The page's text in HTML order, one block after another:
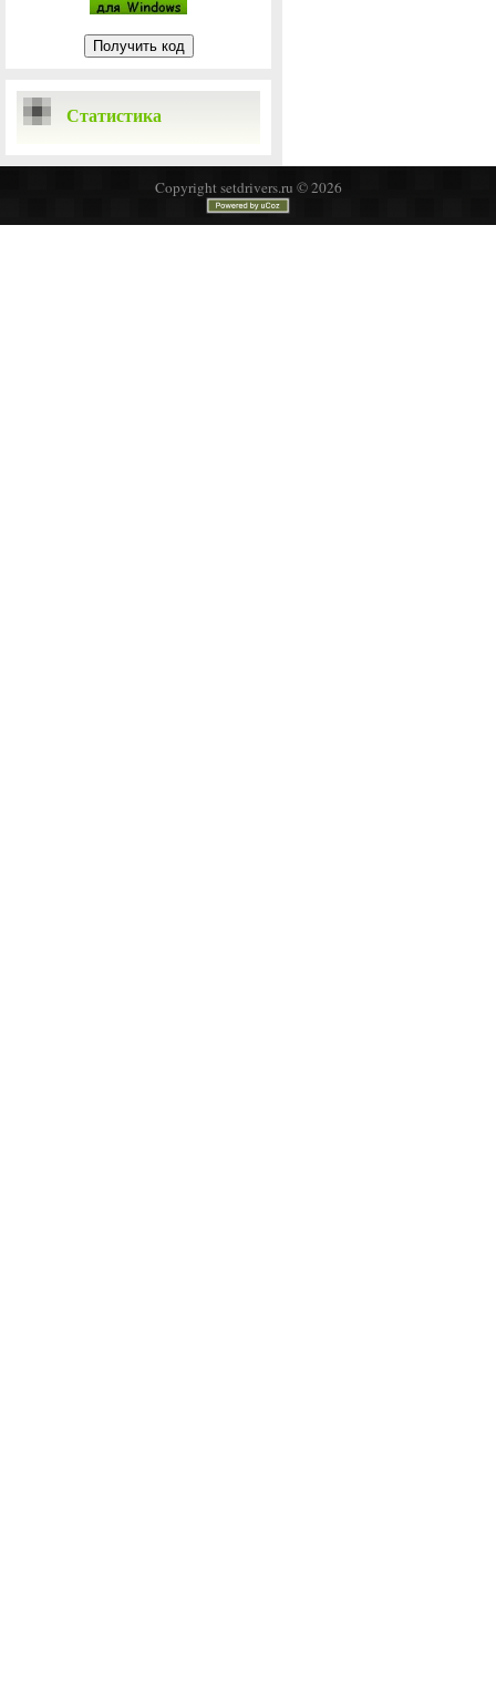
Статистика
Copyright setdrivers.ru © 2026